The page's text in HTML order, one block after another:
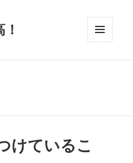
けているこ